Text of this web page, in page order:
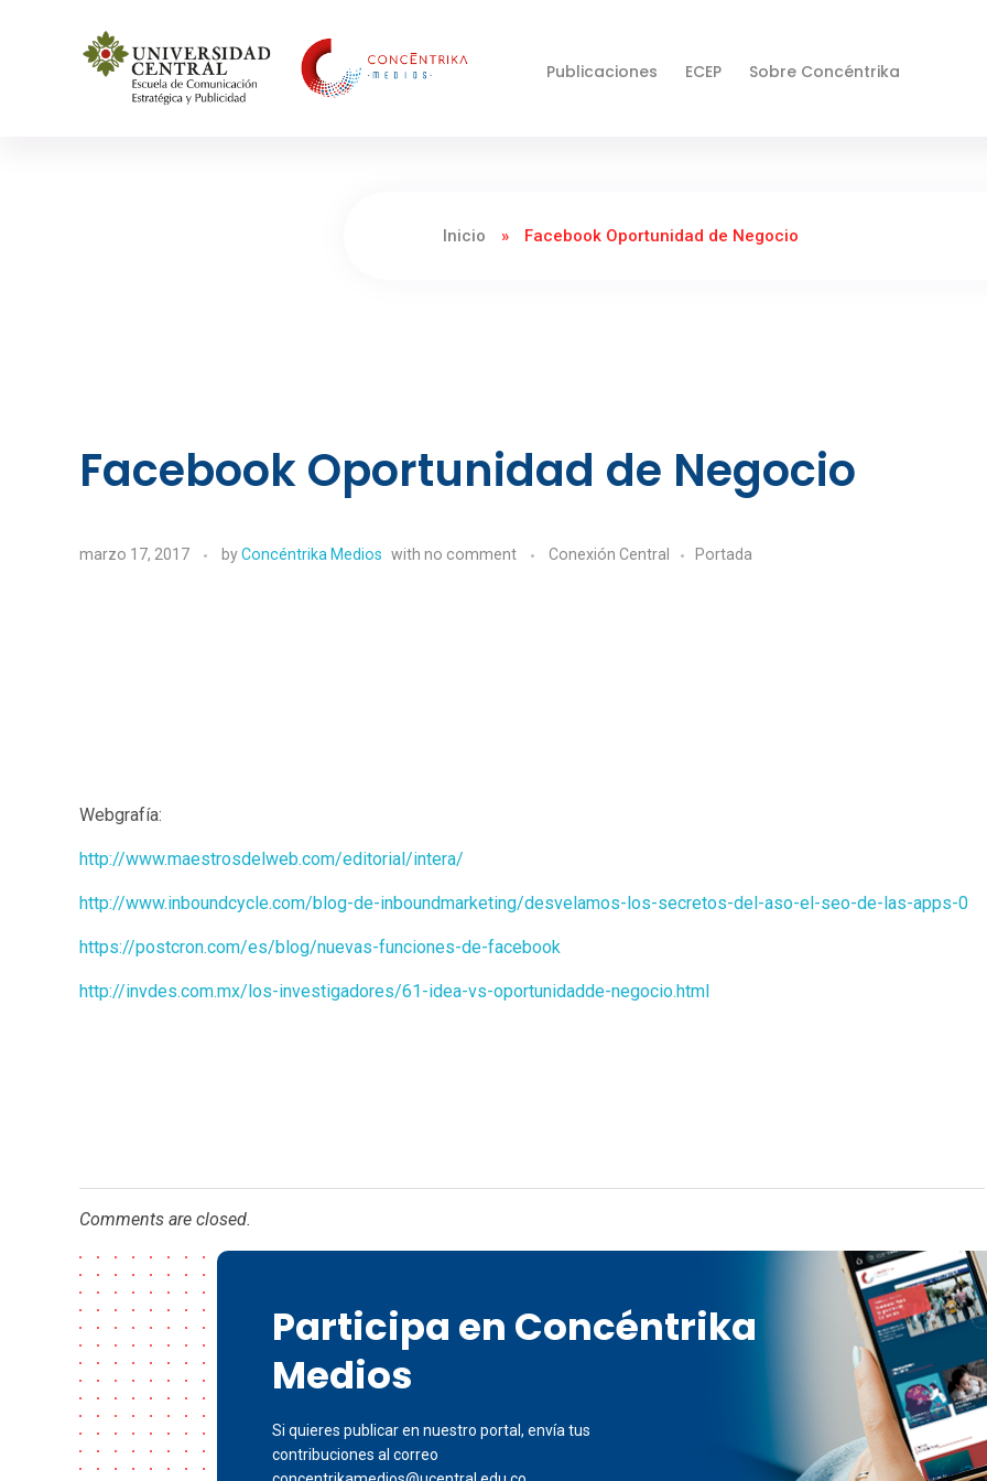
Publicaciones ECEP Sobre Concéntrika
Inicio » Facebook Oportunidad de Negocio
Facebook Oportunidad de Negocio
marzo 17, 2017 byConcéntrika Medios with no comment Conexión Central Portada
Webgrafía:
http://www.maestrosdelweb.com/editorial/intera/
http://www.inboundcycle.com/blog-de-inboundmarketing/desvelamos-los-secretos-del-aso-el-seo-de-las-apps-0
https://postcron.com/es/blog/nuevas-funciones-de-facebook
http://invdes.com.mx/los-investigadores/61-idea-vs-oportunidadde-negocio.html
Comments are closed.
Participa en Concéntrika
Medios
Si quieres publicar en nuestro portal, envía tus
contribuciones al correo